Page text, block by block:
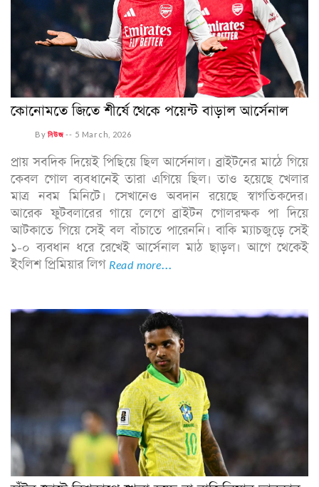
কোনোমতে জিতে শীর্ষে থেকে পয়েন্ট বাড়াল আর্সেনাল
Byনিউজ -- 5 March, 2026
প্রায় সবদিক দিয়েই পিছিয়ে ছিল আর্সেনাল। ব্রাইটনের মাঠে গিয়ে
কেবল গোল ব্যবধানেই তারা এগিয়ে ছিল। তাও হয়েছে খেলার
মাত্র নবম মিনিটে। সেখানেও অবদান রয়েছে স্বাগতিকদের।
আরেক ফুটবলারের গায়ে লেগে ব্রাইটন গোলরক্ষক পা দিয়ে
আটকাতে গিয়ে সেই বল বাঁচাতে পারেননি। বাকি ম্যাচজুড়ে সেই
১-০ ব্যবধান ধরে রেখেই আর্সেনাল মাঠ ছাড়ল। আগে থেকেই
ইংলিশ প্রিমিয়ার লিগ Read more...